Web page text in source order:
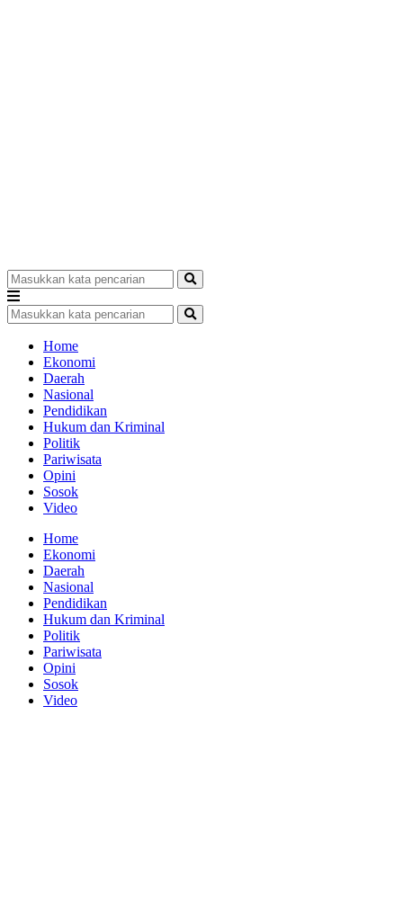
Home
Ekonomi
Daerah
Nasional
Pendidikan
Hukum dan Kriminal
Politik
Pariwisata
Opini
Sosok
Video
Home
Ekonomi
Daerah
Nasional
Pendidikan
Hukum dan Kriminal
Politik
Pariwisata
Opini
Sosok
Video